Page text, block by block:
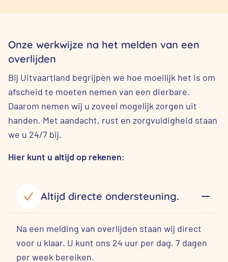
Onze werkwijze na het melden van een
overlijden
Bij Uitvaartland begrijpen we hoe moeilijk het is om
afscheid te moeten nemen van een dierbare.
Daarom nemen wij u zoveel mogelijk zorgen uit
handen. Met aandacht, rust en zorgvuldigheid staan
we u 24/7 bij.
Hier kunt u altijd op rekenen:
Altijd directe ondersteuning.
Na een melding van overlijden staan wij direct
voor u klaar. U kunt ons 24 uur per dag, 7 dagen
per week bereiken.